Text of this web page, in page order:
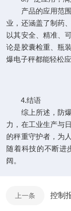
产品的应用范围
业，还涵盖了制药
以其安全、精准、
论是胶囊检重、瓶
爆电子秤都能轻松
4.结语
综上所述，防爆
力，在工业生产与
的秤重守护者，为
随着科技的不断进
阔。
上一条 控制